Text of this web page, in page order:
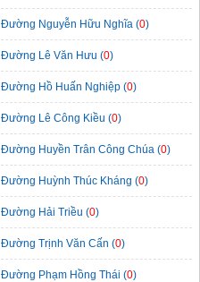
Đường Nguyễn Hữu Nghĩa (0)
Đường Lê Văn Hưu (0)
Đường Hồ Huấn Nghiệp (0)
Đường Lê Công Kiều (0)
Đường Huyền Trân Công Chúa (0)
Đường Huỳnh Thúc Kháng (0)
Đường Hải Triều (0)
Đường Trịnh Văn Cấn (0)
Đường Phạm Hồng Thái (0)